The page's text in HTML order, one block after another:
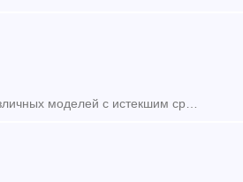
Наша компания готова купить платформы универсальные и фитинговые различных моделей с истекшим сроком службы (в рабочем состоянии) до 30 единиц. Просим свои предложения отправлять на почту b